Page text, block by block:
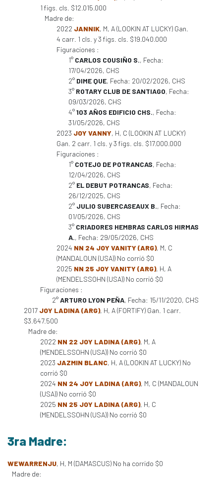
1 figs. cls. $12.015.000
Madre de:
2022 JANNIK, M, A (LOOKIN AT LUCKY) Gan.
4 carr. 1 cls. y 3 figs. cls. $19.040.000
Figuraciones :
1° CARLOS COUSIÑO S., Fecha:
17/04/2026, CHS
2° DIME QUE, Fecha: 20/02/2026, CHS
3° ROTARY CLUB DE SANTIAGO, Fecha:
09/03/2026, CHS
4°103 AÑOS EDIFICIO CHS., Fecha:
31/05/2026, CHS
2023 JOY VANNY, H, C (LOOKIN AT LUCKY)
Gan. 2 carr. 1 cls. y 3 figs. cls. $17.000.000
Figuraciones :
1° COTEJO DE POTRANCAS, Fecha:
12/04/2026, CHS
2° EL DEBUT POTRANCAS, Fecha:
26/12/2025, CHS
2° JULIO SUBERCASEAUX B., Fecha:
01/05/2026, CHS
3° CRIADORES HEMBRAS CARLOS HIRMAS
A., Fecha: 29/05/2026, CHS
2024 NN 24 JOY VANITY (ARG), M, C
(MANDALOUN (USA)) No corrió $0
2025 NN 25 JOY VANITY (ARG), H, A
(MENDELSSOHN (USA)) No corrió $0
Figuraciones :
2°ARTURO LYON PEÑA, Fecha: 15/11/2020, CHS
2017 JOY LADINA (ARG), H, A (FORTIFY) Gan. 1 carr.
$3.647.500
Madre de:
2022 NN 22 JOY LADINA (ARG), M, A
(MENDELSSOHN (USA)) No corrió $0
2023 JAZMIN BLANC, H, A (LOOKIN AT LUCKY) No
corrió $0
2024 NN 24 JOY LADINA (ARG), M, C (MANDALOUN
(USA)) No corrió $0
2025 NN 25 JOY LADINA (ARG), H, C
(MENDELSSOHN (USA)) No corrió $0
3ra Madre:
WEWARRENJU, H, M (DAMASCUS) No ha corrido $0
Madre de: